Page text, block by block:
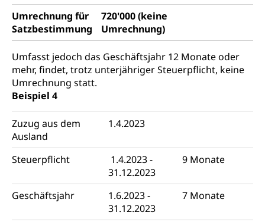
Umrechnung für
Satzbestimmung
720'000 (keine
Umrechnung)
Umfasst jedoch das Geschäftsjahr 12 Monate oder
mehr, findet, trotz unterjähriger Steuerpflicht, keine
Umrechnung statt.
Beispiel 4
Zuzug aus dem
Ausland
1.4.2023
Steuerpflicht
1.4.2023 -
31.12.2023
9 Monate
Geschäftsjahr
1.6.2023 -
31.12.2023
7 Monate